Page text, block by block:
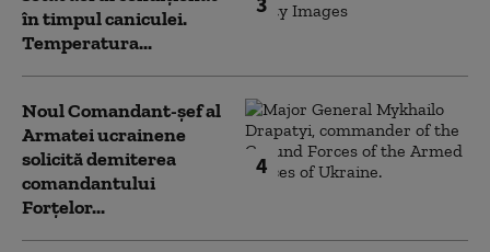
în timpul caniculei.
Temperatura...
4
Noul Comandant-șef al
Armatei ucrainene
solicită demiterea
comandantului
Forțelor...